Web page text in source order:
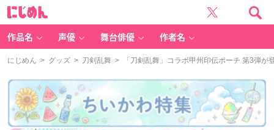
作品名 声優 舞台俳優 作者名
にじめん > グッズ > 刀剣乱舞 > 「刀剣乱舞」コラボ甲州印伝ポーチ 第3弾が